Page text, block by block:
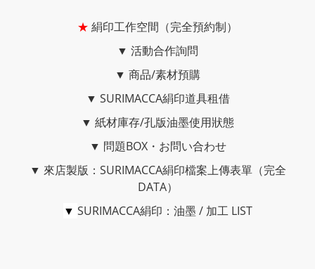
★ 絹印工作空間（完全預約制）
▼ 活動合作詢問
▼ 商品/素材預購
▼ SURIMACCA絹印道具租借
▼ 紙材庫存/孔版油墨使用狀態
▼ 問題BOX・お問い合わせ
▼ 來店製版：SURIMACCA絹印檔案上傳表單（完全
DATA）
▼ SURIMACCA絹印：油墨 / 加工 LIST